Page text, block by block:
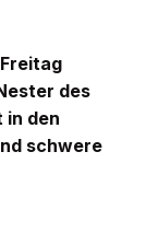
des
in den
schwere